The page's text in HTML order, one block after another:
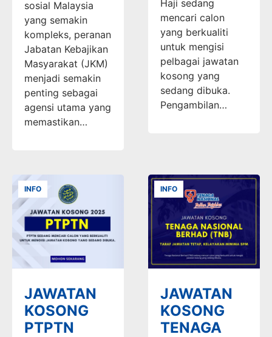
sosial Malaysia
yang semakin
kompleks, peranan
Jabatan Kebajikan
Masyarakat (JKM)
menjadi semakin
penting sebagai
agensi utama yang
memastikan…
Haji sedang
mencari calon
yang berkualiti
untuk mengisi
pelbagai jawatan
kosong yang
sedang dibuka.
Pengambilan…
INFO
JAWATAN
KOSONG
PTPTN
INFO
JAWATAN
KOSONG
TENAGA